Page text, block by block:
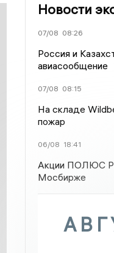
Новости
07/08 08:26
Россия и
авиасообщение
07/08 08:15
На складе
пожар
06/08 18:41
Акции ПОЛЮС
Мосбирже